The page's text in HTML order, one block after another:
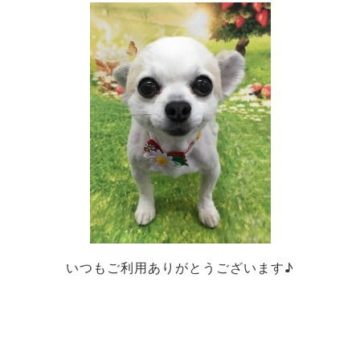
いつもご利用ありがとうございます♪